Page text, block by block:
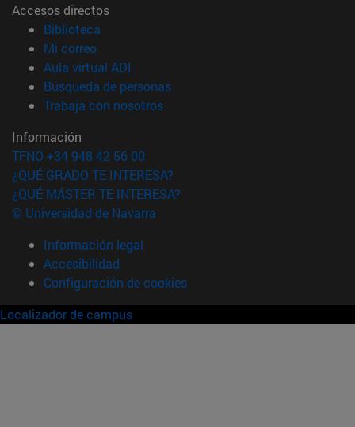
Accesos directos
Biblioteca
Mi correo(abre en nueva ventana)
Aula virtual ADI
Búsqueda de personas(abre en nueva ventana)
Trabaja con nosotros(abre en nueva ventana)
Información
TFNO +34 948 42 56 00
¿QUÉ GRADO TE INTERESA?
¿QUÉ MÁSTER TE INTERESA?
© Universidad de Navarra
Información legal
Accesibilidad
Configuración de cookies
Localizador de campus